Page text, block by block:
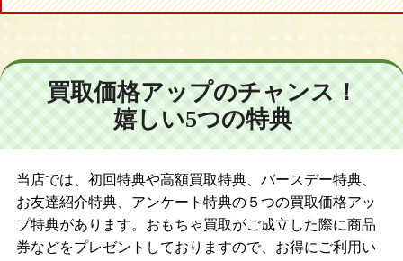
買取価格アップのチャンス！
嬉しい5つの特典
当店では、初回特典や高額買取特典、バースデー特典、
お友達紹介特典、アンケート特典の５つの買取価格アッ
プ特典があります。おもちゃ買取がご成立した際に商品
券などをプレゼントしておりますので、お得にご利用い